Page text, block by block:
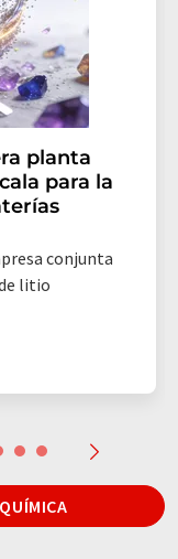
planta
para la
conjunta
litio